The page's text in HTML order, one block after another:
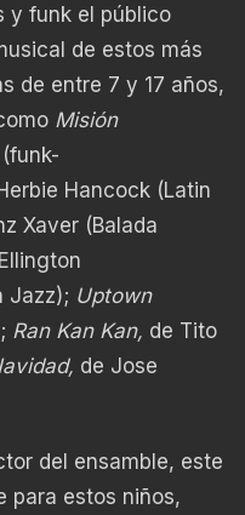
y funk el público
de estos más
de entre 7 y 17 años,
Misión
Hancock (Latin
Xaver (Balada
Jazz); Uptown
Ran Kan Kan, de Tito
de Jose
del ensamble, este
para estos niños,